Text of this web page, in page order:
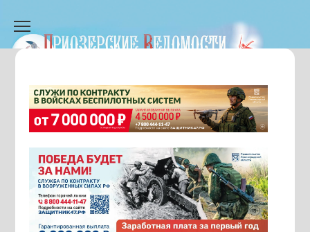
содержанию